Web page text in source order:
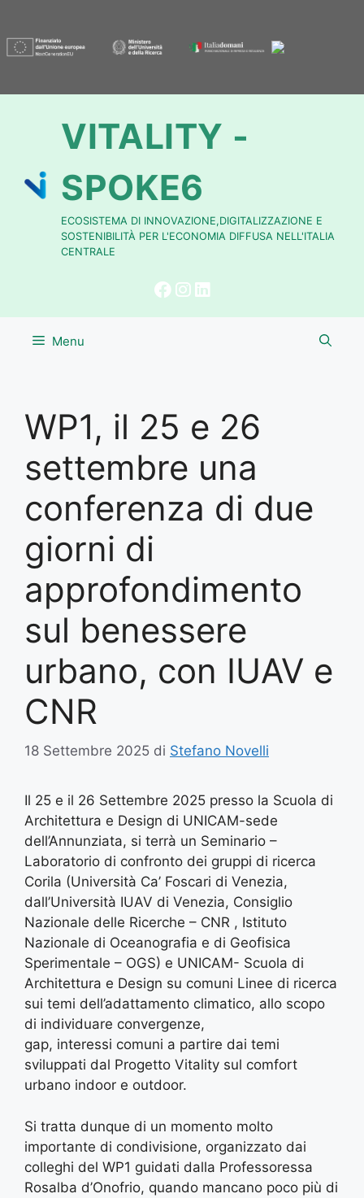
contenuto
VITALITY -
SPOKE6
ECOSISTEMA DI INNOVAZIONE,DIGITALIZZAZIONE E
SOSTENIBILITÀ PER L'ECONOMIA DIFFUSA NELL'ITALIA
CENTRALE
Menu
WP1, il 25 e 26
settembre una
conferenza di due
giorni di
approfondimento
sul benessere
urbano, con IUAV e
CNR
18 Settembre 2025 di Stefano Novelli
Il 25 e il 26 Settembre 2025 presso la Scuola di
Architettura e Design di UNICAM-sede
dell’Annunziata, si terrà un Seminario –
Laboratorio di confronto dei gruppi di ricerca
Corila (Università Ca’ Foscari di Venezia,
dall’Università IUAV di Venezia, Consiglio
Nazionale delle Ricerche – CNR , Istituto
Nazionale di Oceanografia e di Geofisica
Sperimentale – OGS) e UNICAM- Scuola di
Architettura e Design su comuni Linee di ricerca
sui temi dell’adattamento climatico, allo scopo
di individuare convergenze,
gap, interessi comuni a partire dai temi
sviluppati dal Progetto Vitality sul comfort
urbano indoor e outdoor.
Si tratta dunque di un momento molto
importante di condivisione, organizzato dai
colleghi del WP1 guidati dalla Professoressa
Rosalba d’Onofrio, quando mancano poco più di